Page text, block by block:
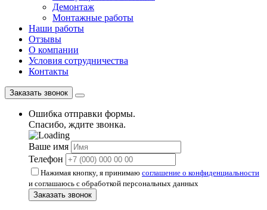
Демонтаж
Монтажные работы
Наши работы
Отзывы
О компании
Условия сотрудничества
Контакты
Заказать звонок
Ошибка отправки формы.
Спасибо, ждите звонка.
Ваше имя
Телефон
Нажимая кнопку, я принимаю соглашение о конфиденциальности
и соглашаюсь с обработкой персональных данных
Заказать звонок